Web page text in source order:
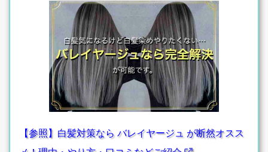
【参照】白髪対策なら バレイヤージュ が断然オスス